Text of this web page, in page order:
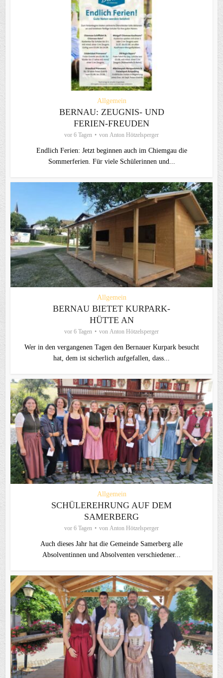
Allgemein
BERNAU: ZEUGNIS- UND
FERIEN-FREUDEN
vor 6 Tagen von Anton Hötzelsperger
Endlich Ferien: Jetzt beginnen auch im Chiemgau die
Sommerferien. Für viele Schülerinnen und...
Allgemein
BERNAU BIETET KURPARK-
HÜTTE AN
vor 6 Tagen von Anton Hötzelsperger
Wer in den vergangenen Tagen den Bernauer Kurpark besucht
hat, dem ist sicherlich aufgefallen, dass...
Allgemein
SCHÜLEREHRUNG AUF DEM
SAMERBERG
vor 6 Tagen von Anton Hötzelsperger
Auch dieses Jahr hat die Gemeinde Samerberg alle
Absolventinnen und Absolventen verschiedener...